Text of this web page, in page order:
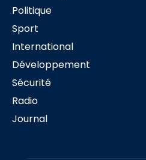
Politique
Sport
International
Développement
Sécurité
Radio
Journal